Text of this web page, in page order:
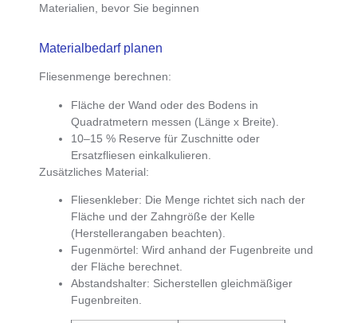
Materialien, bevor Sie beginnen
Materialbedarf planen
Fliesenmenge berechnen:
Fläche der Wand oder des Bodens in
Quadratmetern messen (Länge x Breite).
10–15 % Reserve für Zuschnitte oder
Ersatzfliesen einkalkulieren.
Zusätzliches Material:
Fliesenkleber: Die Menge richtet sich nach der
Fläche und der Zahngröße der Kelle
(Herstellerangaben beachten).
Fugenmörtel: Wird anhand der Fugenbreite und
der Fläche berechnet.
Abstandshalter: Sicherstellen gleichmäßiger
Fugenbreiten.